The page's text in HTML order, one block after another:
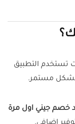
تستخدم التطبيق
بشكل مستمر.
خصم جيني اول مرة